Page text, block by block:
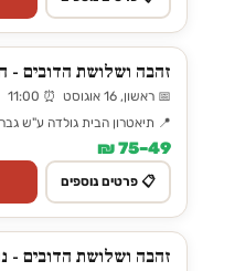
זהבה ושלושת הדובים -
📅 ראשון, 16 אוגוסט ⏰ 11:00
📍 תיאטרון הבית גולדה ע"ש
49–75 ₪
📋 פרטים נוספים
זהבה ושלושת הדובים -